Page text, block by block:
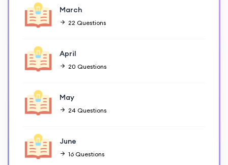
March
22 Questions
April
20 Questions
May
24 Questions
June
16 Questions